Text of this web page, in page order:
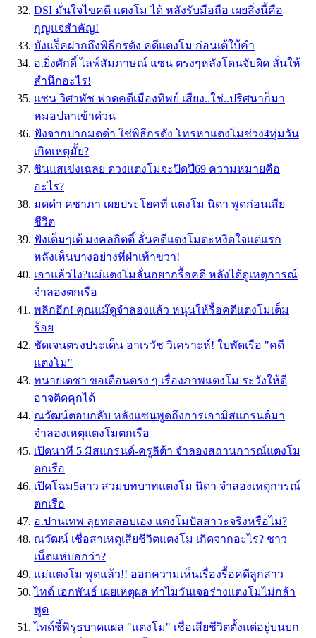
DSI มั่นใจไขคดี แตงโม ได้ หลังรับมือถือ เผยสิ่งนี้คือ
กุญแจสำคัญ!
บังแจ็คฝากถึงพิธีกรดัง คดีแตงโม ก่อนเต้ใบ้คำ
อ.ยิ่งศักดิ์ ไลฟ์สัมภาษณ์ แซน ตรงๆหลังโดนจับผิด ลั่นให้
สำนึกอะไร!
แซน วิศาพัช ฟาดคดีเมืองทิพย์ เสียง..ใช่..ปริศนาก็มา
หมอปลาเข้าด่วน
ฟังจากปากมดดำ ใช่พิธีกรดัง โทรหาแตงโมช่วง4ทุ่มวัน
เกิดเหตุมั้ย?
ซินแสเข่งเฉลย ดวงแตงโมจะปิดปี69 ความหมายคือ
อะไร?
มดดำ คชาภา เผยประโยคที่ แตงโม นิดา พูดก่อนเสีย
ชีวิต
ฟังเต็มๆเต้ มงคลกิตติ์ ลั่นคดีแตงโมตะหงิดใจแต่แรก
หลังเห็นบางอย่างที่ฝ่าเท้าขวา!
เอาแล้วไง?แม่แตงโมลั่นอยากรื้อคดี หลังได้ดูเหตุการณ์
จำลองตกเรือ
พลิกอีก! คุณแม๊ดูจำลองแล้ว หนุนให้รื้อคดีแตงโมเต็ม
ร้อย
ชัดเจนตรงประเด็น อาเรวัช วิเคราะห์! ใบพัดเรือ "คดี
แตงโม"
ทนายเดชา ขอเตือนตรง ๆ เรื่องภาพแตงโม ระวังให้ดี
อาจติดคุกได้
ณวัฒน์ตอบกลับ หลังแซนพูดถึงการเอามิสแกรนด์มา
จำลองเหตุแตงโมตกเรือ
เปิดนาที 5 มิสแกรนด์-ครูลิต้า จำลองสถานการณ์แตงโม
ตกเรือ
เปิดโฉม5สาว สวมบทบาทแตงโม นิดา จำลองเหตุการณ์
ตกเรือ
อ.ปานเทพ ลุยทดสอบเอง แตงโมปัสสาวะจริงหรือไม่?
ณวัฒน์ เชื่อสาเหตุเสียชีวิตแตงโม เกิดจากอะไร? ชาว
เน็ตแห่บอกว่า?
แม่แตงโม พูดแล้ว!! ออกความเห็นเรื่องรื้อคดีลูกสาว
ไทด์ เอกพันธ์ เผยเหตุผล ทำไมวันเจอร่างแตงโมไม่กล้า
พูด
ไทด์ชี้พิรุธบาดแผล "แตงโม" เชื่อเสียชีวิตตั้งแต่อยู่บนบก